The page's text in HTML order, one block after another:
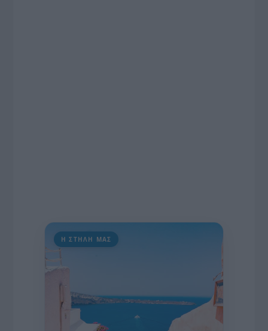
Η ΣΤΗΛΗ ΜΑΣ